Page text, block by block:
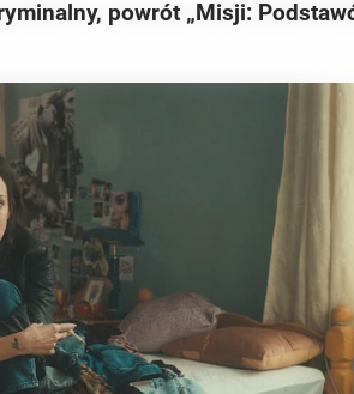
powrót „Misji:
You'll Easily Recognize
Suddenly, The Lawn
Trampoline—Then It